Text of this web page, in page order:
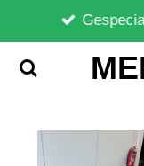
direct
naar
hoofdinhoud